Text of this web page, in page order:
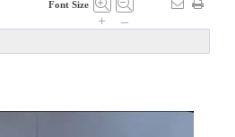
Font Size
+ –